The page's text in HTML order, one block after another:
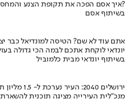
איך אסם הפכה את תקופת הצנע והמחסור הקשה של שנות ה-40 למותג לאומי?
בשיתוף אסם
אתם עוד לא שם? הטיסה למונדיאל כבר
יונדאי לוקחת אתכם לבמה הכי גדולה
בשיתוף יונדאי מבית כלמוביל
ירושלים 2040: העיר נערכת ל- 1.5 מליון תושבים
מנכ"לית העירייה מציגה תוכנית